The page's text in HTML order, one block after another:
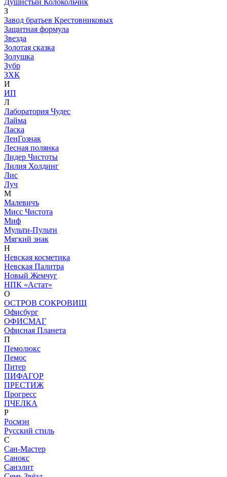
Душистый Колокольчик
З
Завод братьев Крестовниковых
Защитная формула
Звезда
Золотая сказка
Золушка
Зубр
ЗХК
И
ИП
Л
Лаборатория Чудес
Лайма
Ласка
ЛенГознак
Лесная полянка
Лидер Чистоты
Лилия Холдинг
Лис
Луч
М
Малевичъ
Мисс Чистота
Миф
Мульти-Пульти
Мягкий знак
Н
Невская косметика
Невская Палитра
Новый Жемчуг
НПК «Астат»
О
ОСТРОВ СОКРОВИЩ
Офисбург
ОФИСМАГ
Офисная Планета
П
Пемолюкс
Пемос
Питер
ПИФАГОР
ПРЕСТИЖ
Прогресс
ПЧЕЛКА
Р
Росмэн
Русский стиль
С
Сан-Мастер
Санокс
Санэлит